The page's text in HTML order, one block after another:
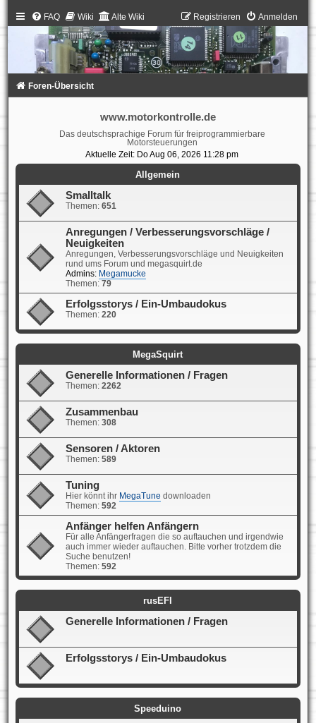
FAQ Wiki Alte Wiki Anmelden
Registrieren
Foren-Übersicht
www.motorkontrolle.de
Das deutschsprachige Forum für freiprogrammierbare
Motorsteuerungen
Aktuelle Zeit: Do Aug 06, 2026 11:28 pm
Allgemein
Smalltalk
Themen: 651
Anregungen / Verbesserungsvorschläge /
Neuigkeiten
Anregungen, Verbesserungsvorschläge und Neuigkeiten
rund ums Forum und megasquirt.de
Admins: Megamucke
Themen: 79
Erfolgsstorys / Ein-Umbaudokus
Themen: 220
MegaSquirt
Generelle Informationen / Fragen
Themen: 2262
Zusammenbau
Themen: 308
Sensoren / Aktoren
Themen: 589
Tuning
Hier könnt ihr MegaTune downloaden
Themen: 592
Anfänger helfen Anfängern
Für alle Anfängerfragen die so auftauchen und irgendwie
auch immer wieder auftauchen. Bitte vorher trotzdem die
Suche benutzen!
Themen: 592
rusEFI
Generelle Informationen / Fragen
Erfolgsstorys / Ein-Umbaudokus
Speeduino